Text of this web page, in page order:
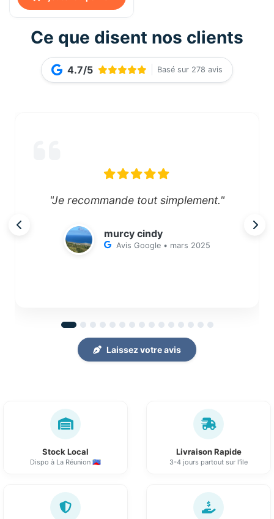
Ce que disent nos clients
4.7/5 Basé sur 278 avis
"Je recommande tout simplement."
murcy cindy
Avis Google • mars 2025
Laissez votre avis
Stock Local
Dispo à La Réunion 🇷🇪
Livraison Rapide
3-4 jours partout sur l'île